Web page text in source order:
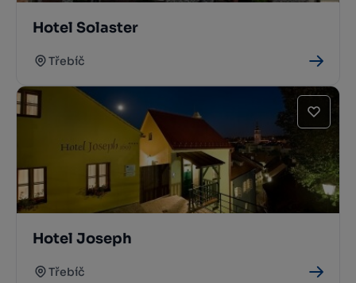
Hotel Solaster
Třebíč
Hotel Joseph
Třebíč